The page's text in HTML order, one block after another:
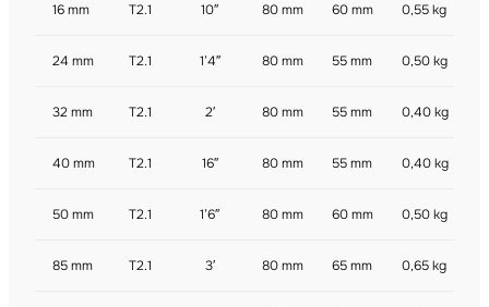
16 mm T2.1 10″ 80 mm 60 mm 0,55 kg
24 mm T2.1 1’4″ 80 mm 55 mm 0,50 kg
32 mm T2.1 2′ 80 mm 55 mm 0,40 kg
40 mm T2.1 16″ 80 mm 55 mm 0,40 kg
50 mm T2.1 1’6″ 80 mm 60 mm 0,50 kg
85 mm T2.1 3′ 80 mm 65 mm 0,65 kg